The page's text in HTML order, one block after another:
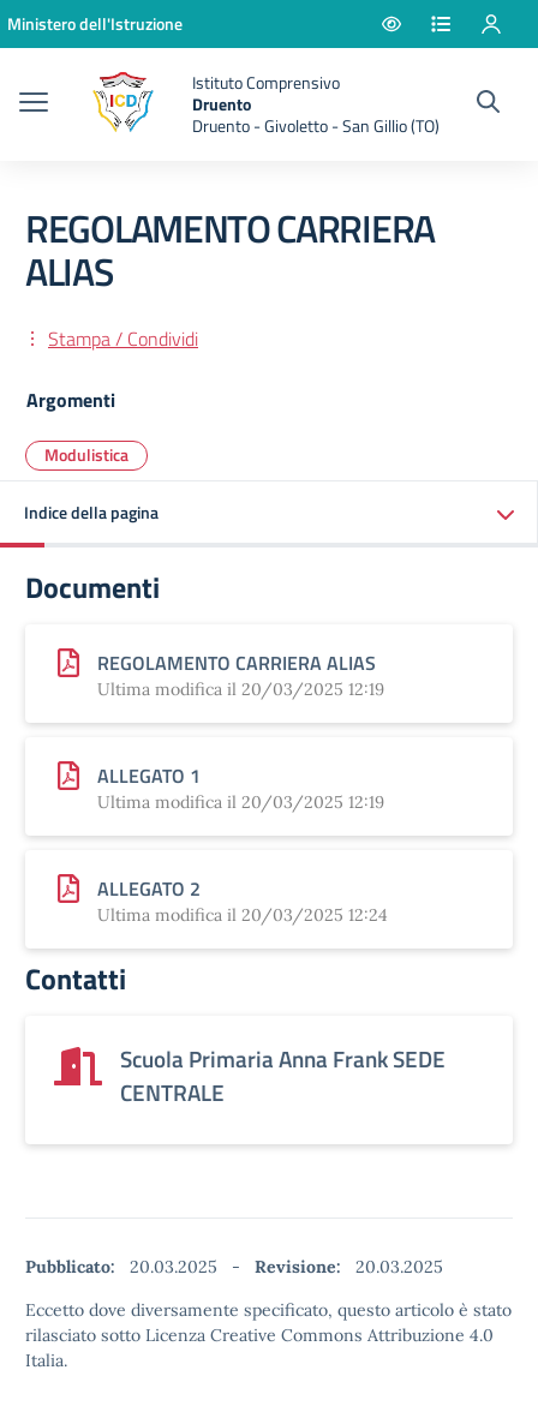
Vai ai contenuti
Vai al menu di navigazione
Vai al footer
Ministero dell'Istruzione
Istituto Comprensivo
Druento
Druento - Givoletto - San Gillio (TO)
REGOLAMENTO CARRIERA
ALIAS
Stampa / Condividi
Argomenti
Modulistica
Indice della pagina
Documenti
REGOLAMENTO CARRIERA ALIAS
Ultima modifica il 20/03/2025 12:19
ALLEGATO 1
Ultima modifica il 20/03/2025 12:19
ALLEGATO 2
Ultima modifica il 20/03/2025 12:24
Contatti
Scuola Primaria Anna Frank SEDE
CENTRALE
Pubblicato: 20.03.2025 - Revisione:
20.03.2025
Eccetto dove diversamente specificato, questo articolo è stato
rilasciato sotto Licenza Creative Commons Attribuzione 4.0
Italia.